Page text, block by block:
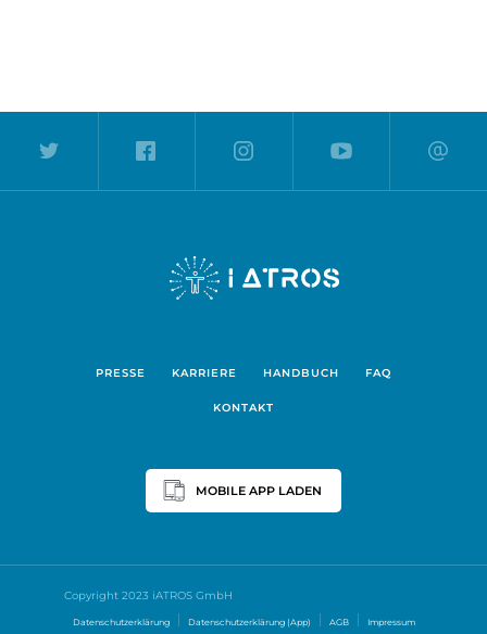
PRESSE KARRIERE HANDBUCH FAQ
KONTAKT
MOBILE APP LADEN
Copyright 2023 iATROS GmbH
Datenschutzerklärung Datenschutzerklärung (App) AGB Impressum